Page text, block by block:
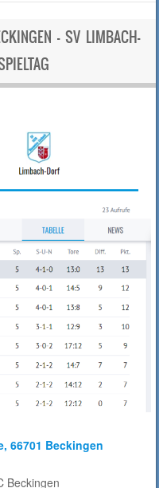
– SV LIMBACH-
66701 Beckingen
Beckingen